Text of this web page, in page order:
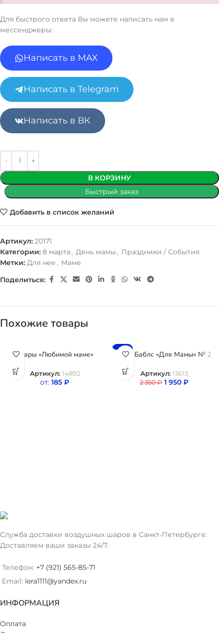
Для быстрого ответа Вы можете написать нам в
мессенджеры:
Написать в MAX
Написать в Telegram
Написать в ВК
В КОРЗИНУ
Быстрый заказ
Добавить в список желаний
Артикул: 20171
Категории: 8 марта , День мамы , Праздники / События
Метки: Для нее , Маме
Поделиться:
Похожие товары
Шары «Любимой маме»
Артикул: 14892
от: 185 ₽
-17%
Шар Баблс «Для Мамы» № 2
Артикул: 13613
2 350₽ 1 950 ₽
Служба доставки воздушных шаров в Санкт-Петербурге.
Доставляем ваши заказы 24/7.
Телефон: +7 (921) 565-85-71
Email: lera1111@yandex.ru
ИНФОРМАЦИЯ
Оплата